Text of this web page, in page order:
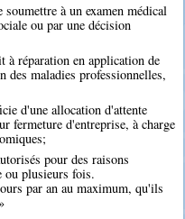
à un examen médical
ou par une décision
à réparation en application de
des maladies professionnelles,
d'une allocation d'attente
fermeture d'entreprise, à charge
pour des raisons
ou plusieurs fois.
par an au maximum, qu'ils